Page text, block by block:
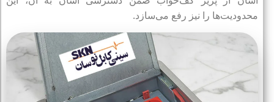
محدودیت‌ها را نیز رفع می‌سازد.